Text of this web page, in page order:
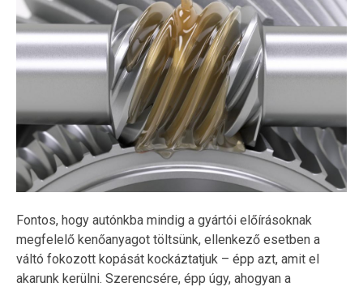
Fontos, hogy autónkba mindig a gyártói előírásoknak
megfelelő kenőanyagot töltsünk, ellenkező esetben a
váltó fokozott kopását kockáztatjuk – épp azt, amit el
akarunk kerülni. Szerencsére, épp úgy, ahogyan a